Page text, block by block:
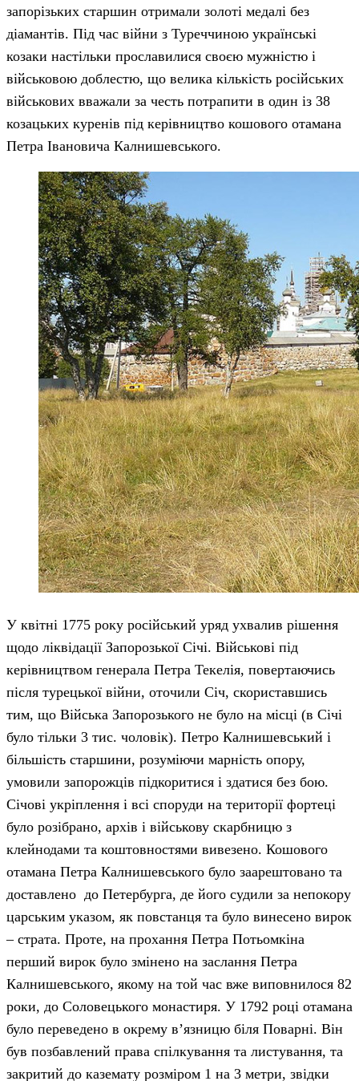
запорізьких старшин отримали золоті медалі без
діамантів. Під час війни з Туреччиною українські
козаки настільки прославилися своєю мужністю і
військовою доблестю, що велика кількість російських
військових вважали за честь потрапити в один із 38
козацьких куренів під керівництво кошового отамана
Петра Івановича Калнишевського.
У квітні 1775 року російський уряд ухвалив рішення
щодо ліквідації Запорозької Січі. Військові під
керівництвом генерала Петра Текелія, повертаючись
після турецької війни, оточили Січ, скориставшись
тим, що Війська Запорозького не було на місці (в Січі
було тільки 3 тис. чоловік). Петро Калнишевський і
більшість старшини, розуміючи марність опору,
умовили запорожців підкоритися і здатися без бою.
Січові укріплення і всі споруди на території фортеці
було розібрано, архів і військову скарбницю з
клейнодами та коштовностями вивезено. Кошового
отамана Петра Калнишевського було заарештовано та
доставлено до Петербурга, де його судили за непокору
царським указом, як повстанця та було винесено вирок
– страта. Проте, на прохання Петра Потьомкіна
перший вирок було змінено на заслання Петра
Калнишевського, якому на той час вже виповнилося 82
роки, до Соловецького монастиря. У 1792 році отамана
було переведено в окрему в’язницю біля Поварні. Він
був позбавлений права спілкування та листування, та
закритий до каземату розміром 1 на 3 метри, звідки